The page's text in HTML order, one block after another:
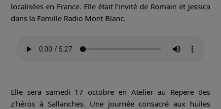
localisées en France. Elle était l'invité de Romain et Jessica
dans la Famille Radio Mont Blanc.
Elle sera samedi 17 octobre en Atelier au Repere des
z'héros à Sallanches. Une journée consacré aux huiles